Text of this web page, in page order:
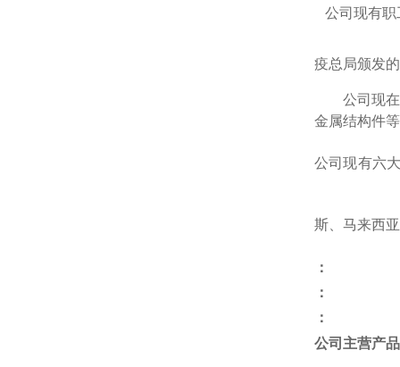
公司现有职
疫总局颁发
公司现
金属结构件
公司现有六
斯、 马来西亚
：
：
：
公司主营产